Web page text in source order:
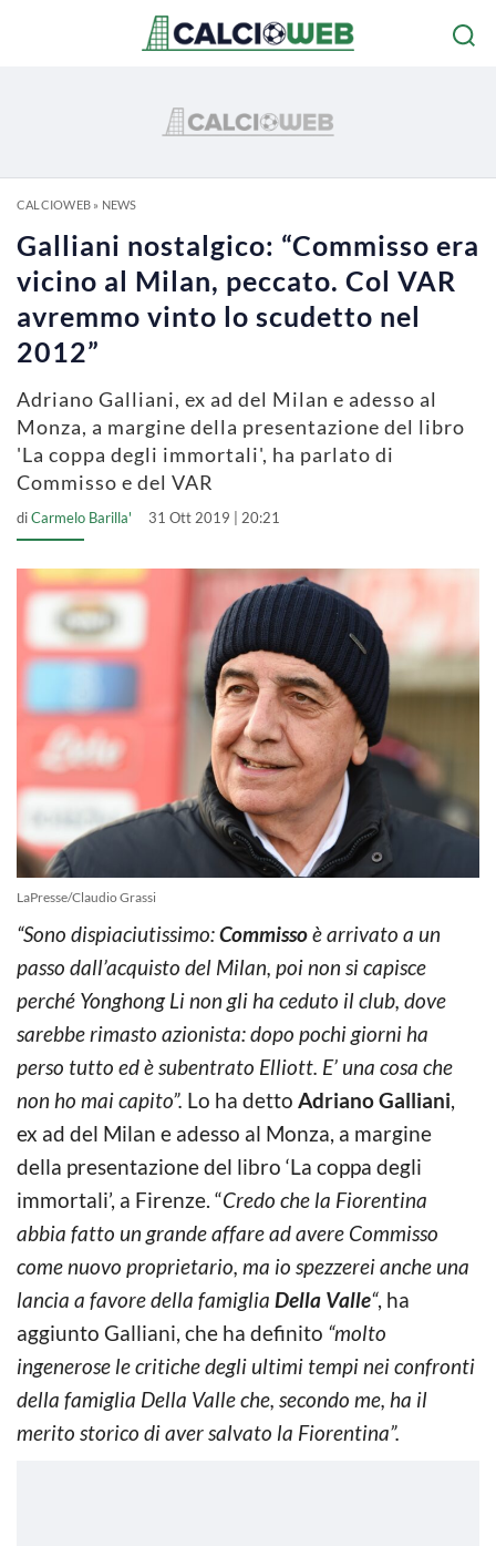
CALCIOWEB» NEWS
Galliani nostalgico: “Commisso era
vicino al Milan, peccato. Col VAR
avremmo vinto lo scudetto nel
2012”
Adriano Galliani, ex ad del Milan e adesso al
Monza, a margine della presentazione del libro
'La coppa degli immortali', ha parlato di
Commisso e del VAR
diCarmelo Barilla' 31 Ott 2019 | 20:21
LaPresse/Claudio Grassi
“Sono dispiaciutissimo:Commissoè arrivato a un
passo dall’acquisto del Milan, poi non si capisce
perché Yonghong Li non gli ha ceduto il club, dove
sarebbe rimasto azionista: dopo pochi giorni ha
perso tutto ed è subentrato Elliott. E’ una cosa che
non ho mai capito”. Lo ha detto Adriano Galliani,
ex ad del Milan e adesso al Monza, a margine
della presentazione del libro ‘La coppa degli
immortali’, a Firenze. “Credo che la Fiorentina
abbia fatto un grande affare ad avere Commisso
come nuovo proprietario, ma io spezzerei anche una
lancia a favore della famiglia Della Valle“, ha
aggiunto Galliani, che ha definito “molto
ingenerose le critiche degli ultimi tempi nei confronti
della famiglia Della Valle che, secondo me, ha il
merito storico di aver salvato la Fiorentina”.